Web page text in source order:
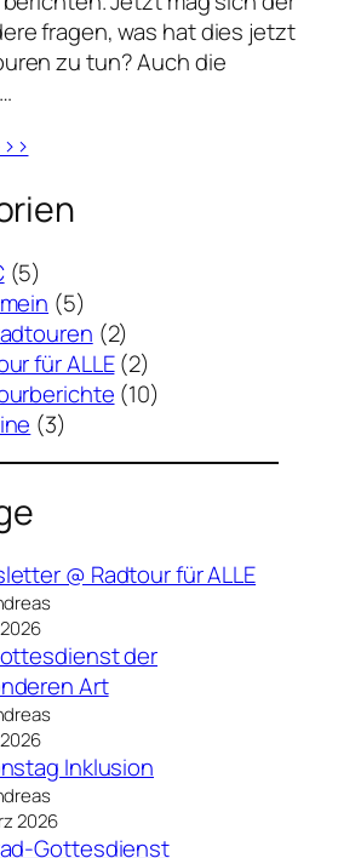
fragen, was hat dies jetzt
zu tun? Auch die
(5)
(5)
(2)
für ALLE(2)
(10)
(3)
@ Radtour für ALLE
2026
der
Art
Inklusion
2026
Gottesdienst